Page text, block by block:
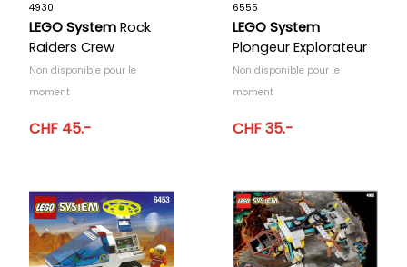
4930
LEGO System Rock
Raiders Crew
Non disponible pour le
moment
CHF 45.-
6555
LEGO System
Plongeur Explorateur
Non disponible pour le
moment
CHF 35.-